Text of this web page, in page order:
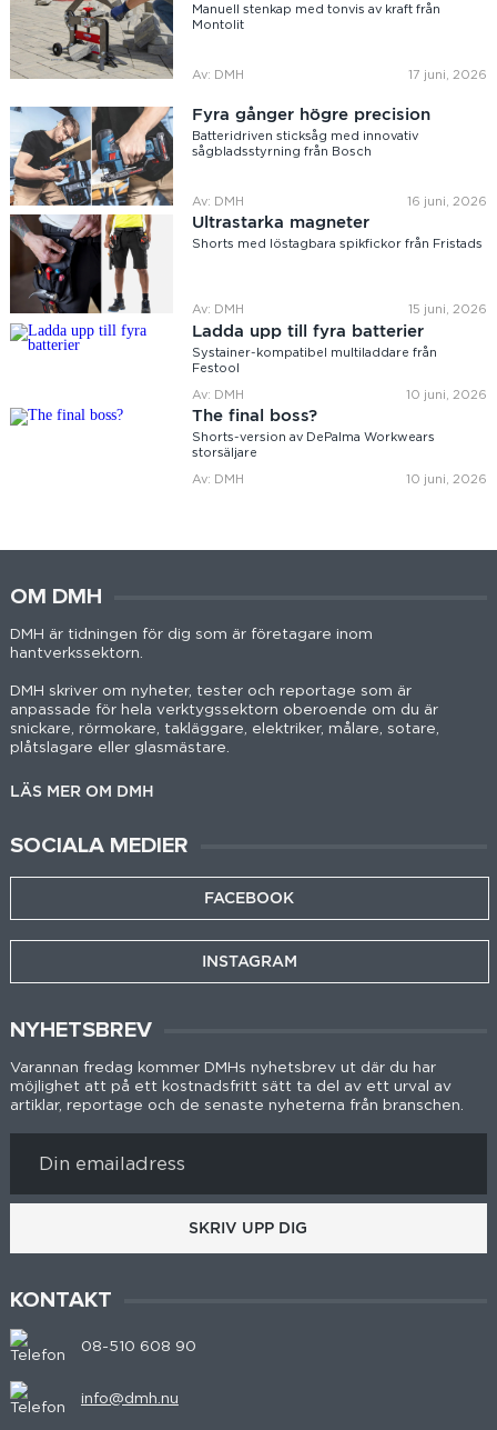
Manuell stenkap med tonvis av kraft från
Montolit
Av: DMH 17 juni, 2026
Fyra gånger högre precision
Batteridriven sticksåg med innovativ
sågbladsstyrning från Bosch
Av: DMH 16 juni, 2026
Ultrastarka magneter
Shorts med löstagbara spikfickor från Fristads
Av: DMH 15 juni, 2026
Ladda upp till fyra batterier
Systainer-kompatibel multiladdare från
Festool
Av: DMH 10 juni, 2026
The final boss?
Shorts-version av DePalma Workwears
storsäljare
Av: DMH 10 juni, 2026
OM DMH
DMH är tidningen för dig som är företagare inom
hantverkssektorn.
DMH skriver om nyheter, tester och reportage som är
anpassade för hela verktygssektorn oberoende om du är
snickare, rörmokare, takläggare, elektriker, målare, sotare,
plåtslagare eller glasmästare.
LÄS MER OM DMH
SOCIALA MEDIER
FACEBOOK
INSTAGRAM
NYHETSBREV
Varannan fredag kommer DMHs nyhetsbrev ut där du har
möjlighet att på ett kostnadsfritt sätt ta del av ett urval av
artiklar, reportage och de senaste nyheterna från branschen.
SKRIV UPP DIG
KONTAKT
08-510 608 90
info@dmh.nu